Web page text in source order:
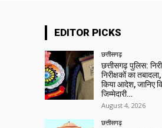
EDITOR PICKS
छत्तीसगढ़
छत्तीसगढ़ पुलिस:
निरीक्षकों का
किया आदेश, जानिए
जिम्मेदारी…
August 4, 2026
छत्तीसगढ़